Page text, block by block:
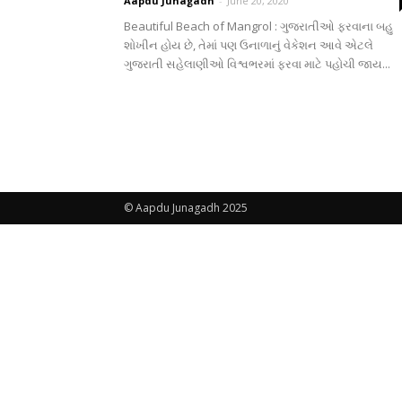
Beautiful Beach of Mangrol : ગુજરાતીઓ ફરવાના બહુ
શોખીન હોય છે, તેમાં પણ ઉનાળાનું વેકેશન આવે એટલે
ગુજરાતી સહેલાણીઓ વિશ્વભરમાં ફરવા માટે પહોચી જાય...
© Aapdu Junagadh 2025